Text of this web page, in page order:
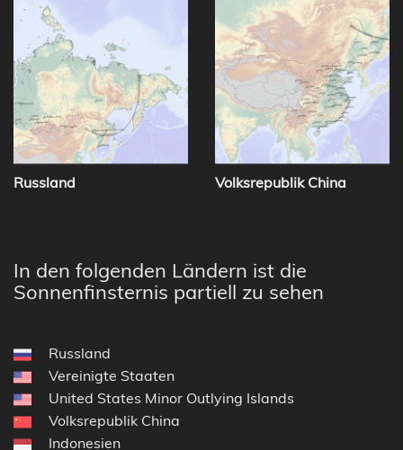
Russland Volksrepublik China
In den folgenden Ländern ist die
Sonnenfinsternis partiell zu sehen
Russland
Vereinigte Staaten
United States Minor Outlying Islands
Volksrepublik China
Indonesien